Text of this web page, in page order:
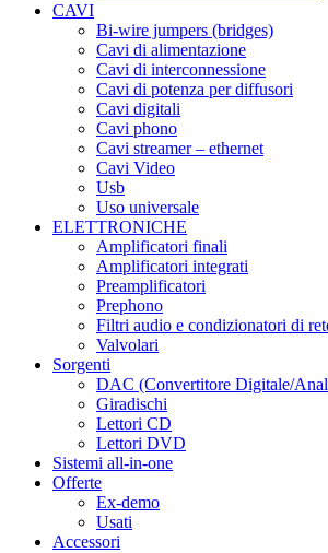
CAVI
Bi-wire jumpers (bridges)
Cavi di alimentazione
Cavi di interconnessione
Cavi di potenza per diffusori
Cavi digitali
Cavi phono
Cavi streamer – ethernet
Cavi Video
Usb
Uso universale
ELETTRONICHE
Amplificatori finali
Amplificatori integrati
Preamplificatori
Prephono
Filtri audio e condizionatori di
Valvolari
Sorgenti
DAC (Convertitore Digitale/
Giradischi
Lettori CD
Lettori DVD
Sistemi all-in-one
Offerte
Ex-demo
Usati
Accessori